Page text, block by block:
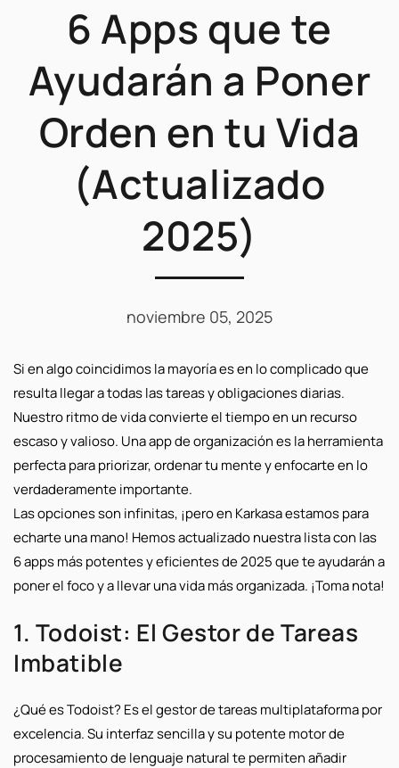
6 Apps que te
Ayudarán a Poner
Orden en tu Vida
(Actualizado
2025)
noviembre 05, 2025
Si en algo coincidimos la mayoría es en lo complicado que
resulta llegar a todas las tareas y obligaciones diarias.
Nuestro ritmo de vida convierte el tiempo en un recurso
escaso y valioso. Una app de organización es la herramienta
perfecta parapriorizar, ordenar tu mente y enfocarteen lo
verdaderamente importante.
Las opciones son infinitas, ¡pero en Karkasa estamos para
echarte una mano! Hemos actualizado nuestra lista con las
6 apps más potentes y eficientes de 2025que te ayudarán a
poner el foco y a llevar una vida más organizada. ¡Toma nota!
1. Todoist: El Gestor de Tareas
Imbatible
¿Qué es Todoist? Es el gestor de tareas multiplataforma por
excelencia. Su interfaz sencilla y su potente motor de
procesamiento de lenguaje natural te permiten añadir